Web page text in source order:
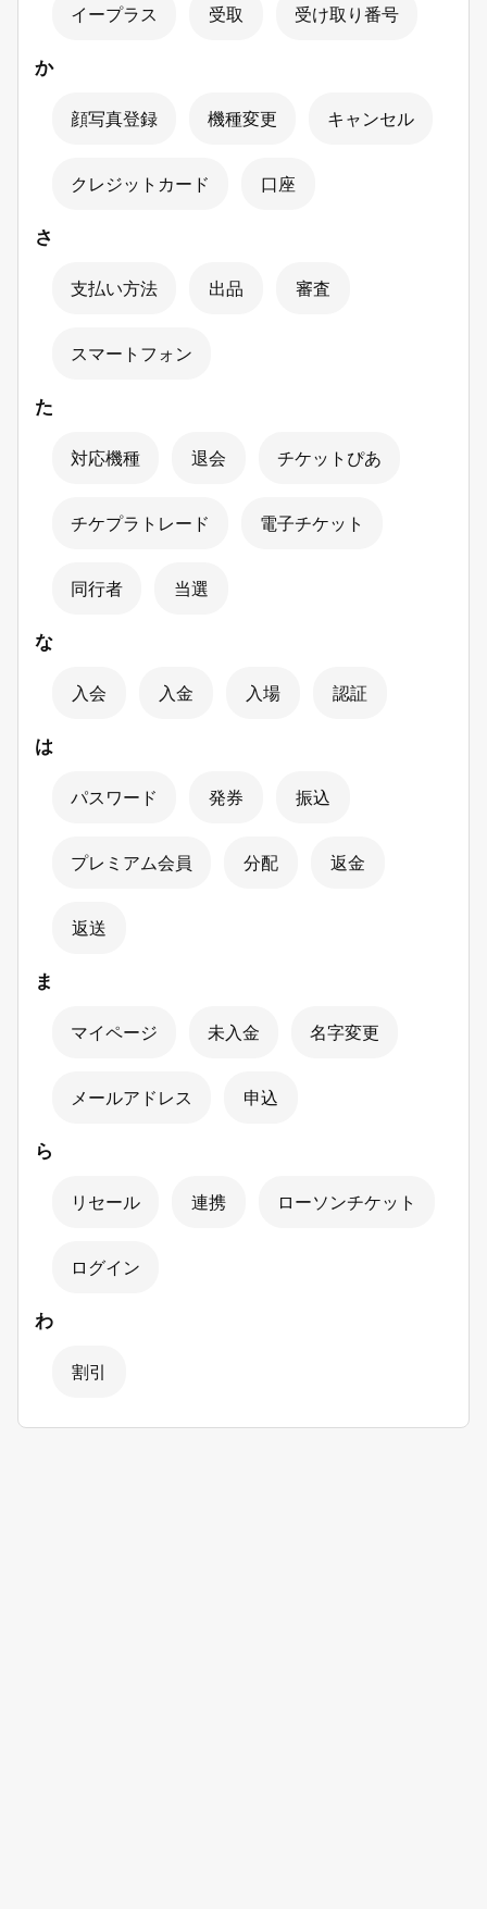
イープラス 受取 受け取り番号
か
顔写真登録 機種変更 キャンセル
クレジットカード 口座
さ
支払い方法 出品 審査
スマートフォン
た
対応機種 退会 チケットぴあ
チケプラトレード 電子チケット
同行者 当選
な
入会 入金 入場 認証
は
パスワード 発券 振込
プレミアム会員 分配 返金
返送
ま
マイページ 未入金 名字変更
メールアドレス 申込
ら
リセール 連携 ローソンチケット
ログイン
わ
割引